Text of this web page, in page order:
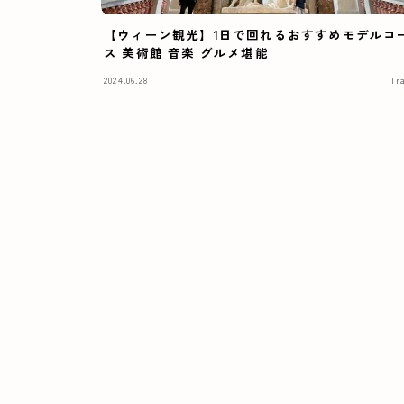
【ウィーン観光】1日で回れるおすすめモデルコ
ス 美術館 音楽 グルメ堪能
2024.06.28